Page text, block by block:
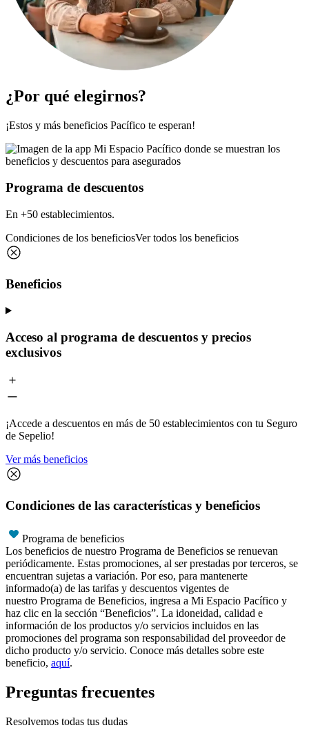
¿Por qué elegirnos?
¡Estos y más beneficios Pacífico te esperan!
Programa de descuentos
En +50 establecimientos.
Condiciones de los beneficiosVer todos los beneficios
Beneficios
Acceso al programa de descuentos y precios
exclusivos
¡Accede a descuentos en más de 50 establecimientos con tu Seguro
de Sepelio!
Ver más beneficios
Condiciones de las características y beneficios
Programa de beneficios
Los beneficios de nuestro Programa de Beneficios se renuevan
periódicamente. Estas promociones, al ser prestadas por terceros, se
encuentran sujetas a variación. Por eso, para mantenerte
informado(a) de las tarifas y descuentos vigentes de
nuestro Programa de Beneficios, ingresa a Mi Espacio Pacífico y
haz clic en la sección “Beneficios”. La idoneidad, calidad e
información de los productos y/o servicios incluidos en las
promociones del programa son responsabilidad del proveedor de
dicho producto y/o servicio. Conoce más detalles sobre este
beneficio, aquí.
Preguntas frecuentes
Resolvemos todas tus dudas